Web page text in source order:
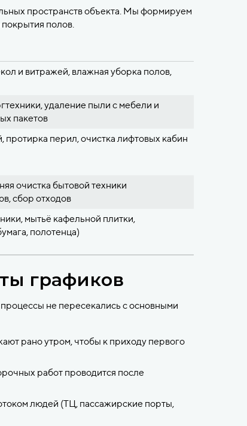
пространств объекта. Мы формируем
полов.
и витражей, влажная уборка полов,
удаление пыли с мебели и
пакетов
перил, очистка лифтовых кабин
очистка бытовой техники
сбор отходов
мытьё кафельной плитки,
полотенца)
графиков
не пересекались с основными
рано утром, чтобы к приходу первого
работ проводится после
людей (ТЦ, пассажирские порты,